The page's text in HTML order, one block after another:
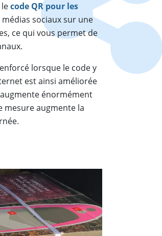
code QR pour les
sociaux sur une
ce qui vous permet de
lorsque le code y
est ainsi améliorée
énormément
mesure augmente la